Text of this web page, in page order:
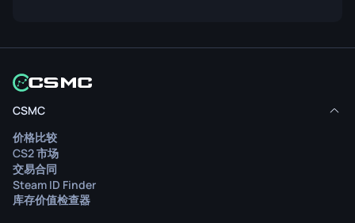
CSMC
价格比较
CS2 市场
交易合同
Steam ID Finder
库存价值检查器